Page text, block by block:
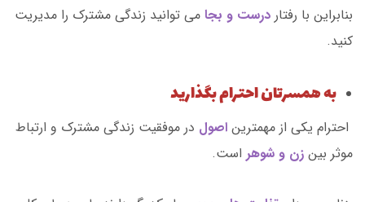
بنابراین با رفتار درست و بجا می توانید زندگی مشترک را مدیریت
کنید.
به همسرتان احترام بگذارید
احترام یکی از مهمترین اصول در موفقیت زندگی مشترک و ارتباط
موثر بین زن و شوهر است.